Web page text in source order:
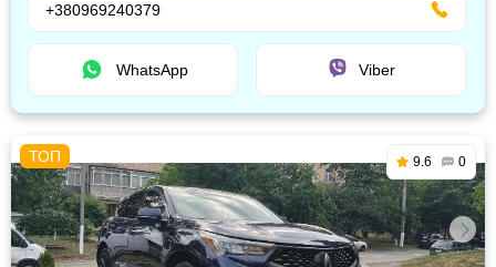
+380969240379
WhatsApp Viber
9.6 0